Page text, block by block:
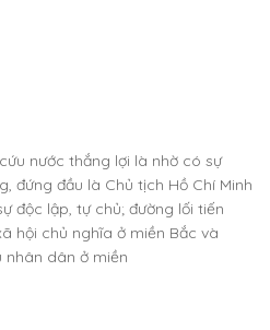
nước thắng lợi là nhờ có sự
đứng đầu là Chủ tịch Hồ Chí Minh
độc lập, tự chủ; đường lối tiến
hội chủ nghĩa ở miền Bắc và
dân ở miền